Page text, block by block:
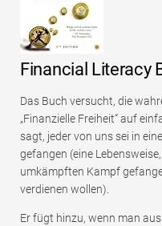
Financial Literacy
Das Buch versucht, die
„Finanzielle Freiheit“ auf
sagt, jeder von uns sei in
gefangen (eine
umkämpften Kampf
verdienen wollen).
Er fügt hinzu, wenn man